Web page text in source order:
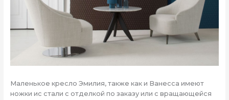
Маленькое кресло Эмилия, также как и Ванесса имеют
ножки ис стали с отделкой по заказу или с вращающейся